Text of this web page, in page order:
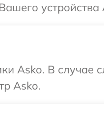
устройства
Asko. В случае
Asko.